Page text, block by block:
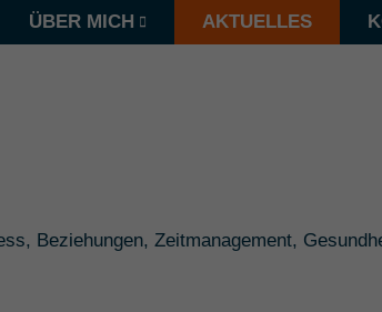
ÜBER MICH AKTUELLES
Beziehungen, Zeitmanagement,